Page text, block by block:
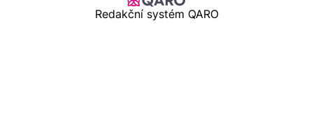
Redakční systém QARO